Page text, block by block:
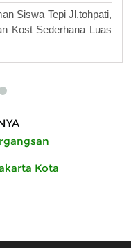
Siswa Tepi Jl.tohpati,
Kost Sederhana Luas
Kota